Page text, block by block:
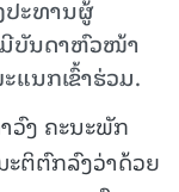
ປະທານຜູ້
ມີບັນດາຫົວໜ້າ
ນກເຂົ້າຮ່ວມ.
ວົງ ຄະນະພັກ
ຕິຕົກລົງວ່າດ້ວຍ